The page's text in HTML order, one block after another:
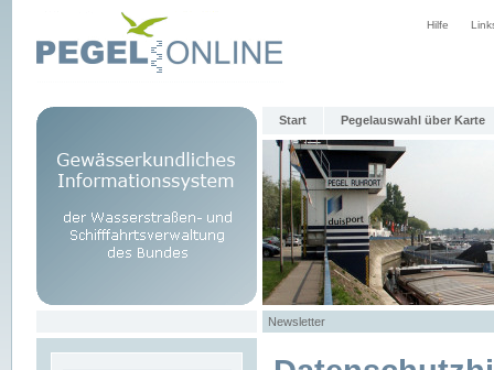
Hilfe
Start Pegelauswahl über Karte
Newsletter